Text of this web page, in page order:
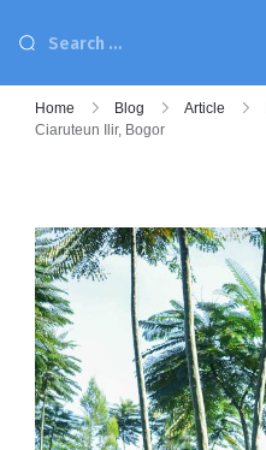
Home Blog Article
Ciaruteun Ilir, Bogor